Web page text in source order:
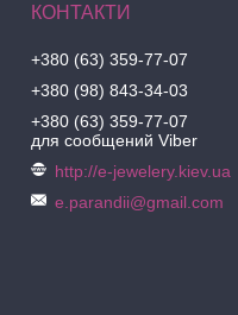
+380 (63) 359-77-07
+380 (98) 843-34-03
+380 (63) 359-77-07
для сообщений Viber
http://e-jewelery.kiev.ua
e.parandii@gmail.com